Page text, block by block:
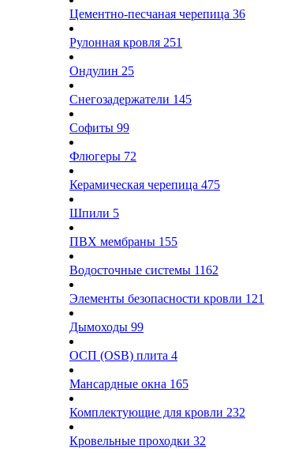
Цементно-песчаная черепица 36
Рулонная кровля 251
Ондулин 25
Снегозадержатели 145
Софиты 99
Флюгеры 72
Керамическая черепица 475
Шпили 5
ПВХ мембраны 155
Водосточные системы 1162
Элементы безопасности кровли 121
Дымоходы 99
ОСП (OSB) плита 4
Мансардные окна 165
Комплектующие для кровли 232
Кровельные проходки 32